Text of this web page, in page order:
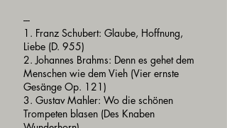
---
1. Franz Schubert: Glaube, Hoffnung,
Liebe (D. 955)
2. Johannes Brahms: Denn es gehet dem
Menschen wie dem Vieh (Vier ernste
Gesänge Op. 121)
3. Gustav Mahler: Wo die schönen
Trompeten blasen (Des Knaben